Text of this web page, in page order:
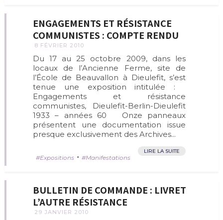
ENGAGEMENTS ET RÉSISTANCE
COMMUNISTES : COMPTE RENDU
8 FÉVRIER 2010
Du 17 au 25 octobre 2009, dans les
locaux de l’Ancienne Ferme, site de
l’École de Beauvallon à Dieulefit, s’est
tenue une exposition intitulée :
Engagements et résistance
communistes, Dieulefit-Berlin-Dieulefit
1933 – années 60 Onze panneaux
présentent une documentation issue
presque exclusivement des Archives...
LIRE LA SUITE
Expositions • Manifestations
BULLETIN DE COMMANDE : LIVRET
L’AUTRE RÉSISTANCE
29 JANVIER 2010